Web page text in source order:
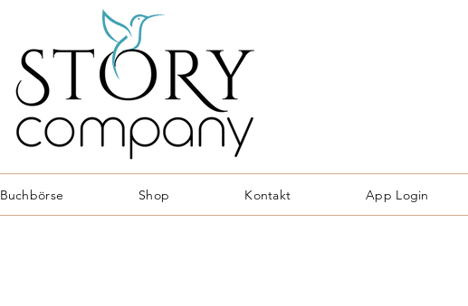
Buchbörse Shop Kontakt App Login